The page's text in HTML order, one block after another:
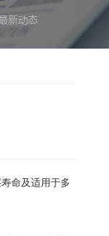
命及适用于多